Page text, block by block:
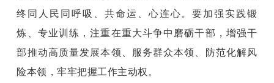
终同人民同呼吸、共命运、心连心。要加强实践锻
炼、专业训练，注重在重大斗争中磨砺干部，增强干
部推动高质量发展本领、服务群众本领、防范化解风
险本领，牢牢把握工作主动权。